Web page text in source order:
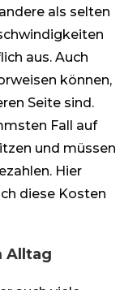
als selten
aus. Auch
können,
Seite sind.
Fall auf
und müssen
Hier
diese Kosten
Alltag